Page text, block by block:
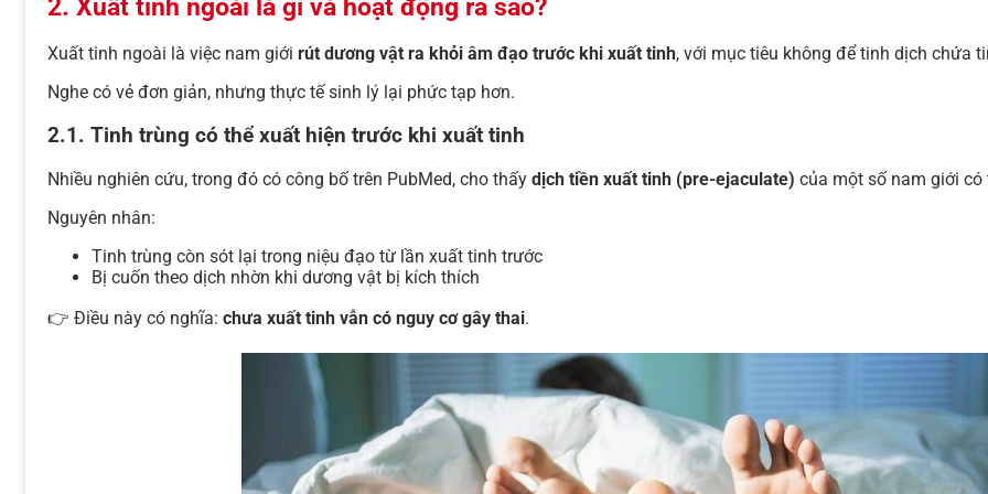
2. Xuất tinh ngoài là gì và hoạt động ra sao?
Xuất tinh ngoài là việc nam giới rút dương vật ra khỏi âm đạo trước khi xuất tinh, với mục tiêu không để tinh dịch chứa
Nghe có vẻ đơn giản, nhưng thực tế sinh lý lại phức tạp hơn.
2.1. Tinh trùng có thể xuất hiện trước khi xuất tinh
Nhiều nghiên cứu, trong đó có công bố trên PubMed, cho thấy dịch tiền xuất tinh (pre-ejaculate) của một số nam giới
Nguyên nhân:
Tinh trùng còn sót lại trong niệu đạo từ lần xuất tinh trước
Bị cuốn theo dịch nhờn khi dương vật bị kích thích
👉 Điều này có nghĩa: chưa xuất tinh vẫn có nguy cơ gây thai.